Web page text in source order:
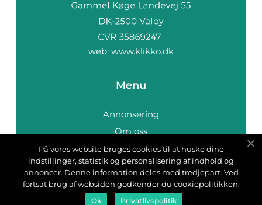
web: www.klikko.dk
Menu
Annonsering
Om oss
Cookies
Kontakta oss
Sitemap
På vores website bruges cookies til at huske dine
indstillinger, statistik og personalisering af indhold og
annoncer. Denne information deles med tredjepart. Ved
fortsat brug af websiden godkender du cookiepolitikken.
Ok Privatlivspolitik